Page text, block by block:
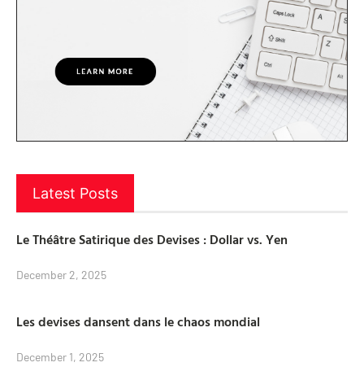
Latest Posts
Le Théâtre Satirique des Devises : Dollar vs. Yen
December 2, 2025
Les devises dansent dans le chaos mondial
December 1, 2025